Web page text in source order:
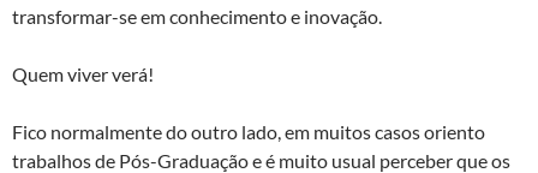
transformar-se em conhecimento e inovação.
Quem viver verá!
Fico normalmente do outro lado, em muitos casos oriento
trabalhos de Pós-Graduação e é muito usual perceber que os